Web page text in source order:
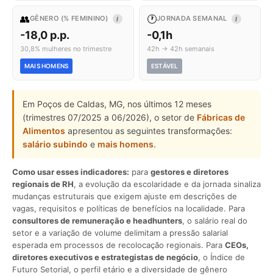
👥GÊNERO (% FEMININO) I
-18,0 p.p.
30,8% mulheres no trimestre
MAIS HOMENS
🕐JORNADA SEMANAL I
-0,1h
42h → 42h semanais
ESTÁVEL
Em Poços de Caldas, MG, nos últimos 12 meses
(trimestres 07/2025 a 06/2026), o setor de Fábricas de
Alimentos apresentou as seguintes transformações:
salário subindo e mais homens.
Como usar esses indicadores: para gestores e diretores
regionais de RH, a evolução da escolaridade e da jornada sinaliza
mudanças estruturais que exigem ajuste em descrições de
vagas, requisitos e políticas de benefícios na localidade. Para
consultores de remuneração e headhunters, o salário real do
setor e a variação de volume delimitam a pressão salarial
esperada em processos de recolocação regionais. Para CEOs,
diretores executivos e estrategistas de negócio, o Índice de
Futuro Setorial, o perfil etário e a diversidade de gênero